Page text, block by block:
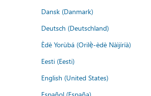
Dansk (Danmark)
Deutsch (Deutschland)
Èdè Yorùbá (Orilẹ̀-èdè Nàìjíríà)
Eesti (Eesti)
English (United States)
Español (España)